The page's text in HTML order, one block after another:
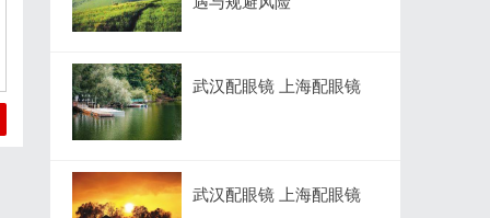
武汉配眼镜 上海配眼镜
武汉配眼镜 上海配眼镜